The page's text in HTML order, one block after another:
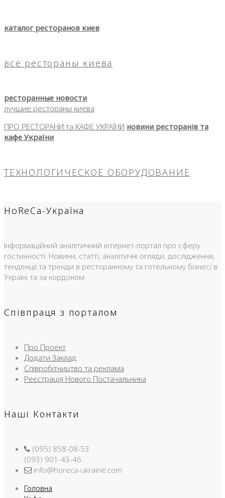
каталог ресторанов киев
все рестораны киева
ресторанные новости
лучшие рестораны киева
ПРО РЕСТОРАНИ та КАФЕ УКРАЇНИ новини ресторанів та
кафе України
ТЕХНОЛОГИЧЕСКОЕ ОБОРУДОВАНИЕ
HoReCa-Україна
Інформаційний аналітичний інтернет-портал про сферу
гостинності. Новини, статті, аналітичні огляди, дослідження,
тенденції та тренди в ресторанному та готельному бізнесі в
Україні та за кордоном
Співпраця з порталом
Про Проект
Додати Заклад
Співробітництво та реклама
Реєстрація Нового Постачальника
Наші Контакти
(095) 858-08-53
(093) 901-43-46
info@horeca-ukraine.com
Головна